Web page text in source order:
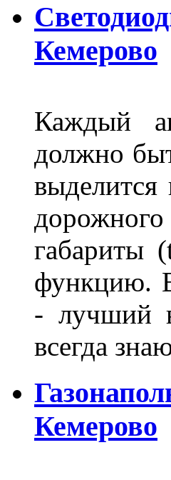
Кемерово
Каждый
должно
выделится
габариты
функцию.
- лучший
всегда
Кемерово